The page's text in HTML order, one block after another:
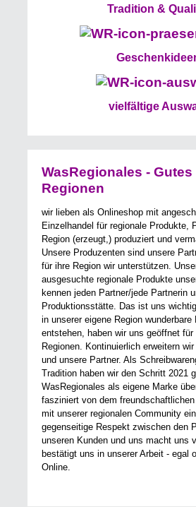
Tradition &
vielfältige
WasRegionales -
Regionen
wir lieben als Onlineshop mit
Einzelhandel für regionale Produkte,
Region (erzeugt,) produziert und
Unsere Produzenten sind unsere
für ihre Region wir unterstützen.
ausgesuchte regionale Produkte
kennen jeden Partner/jede Partnerin
Produktionsstätte. Das ist uns
in unserer eigene Region wunderbare
entstehen, haben wir uns geöffnet
Regionen. Kontinuierlich erweitern
und unsere Partner. Als
Tradition haben wir den Schritt 2021
WasRegionales als eigene Marke
fasziniert von dem
mit unserer regionalen Community
gegenseitige Respekt zwischen den
unseren Kunden und uns macht uns
bestätigt uns in unserer Arbeit - egal
Online.